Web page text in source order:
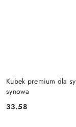
Kubek premium dla
synowa
Cena:
33.58